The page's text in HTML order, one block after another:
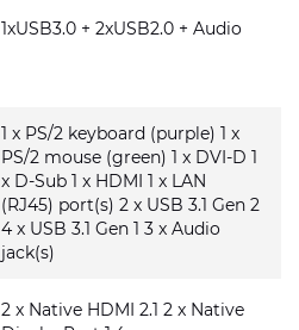
1xUSB3.0 + 2xUSB2.0 + Audio
1 x PS/2 keyboard (purple) 1 x
PS/2 mouse (green) 1 x DVI-D 1
x D-Sub 1 x HDMI 1 x LAN
(RJ45) port(s) 2 x USB 3.1 Gen 2
4 x USB 3.1 Gen 1 3 x Audio
jack(s)
2 x Native HDMI 2.1 2 x Native